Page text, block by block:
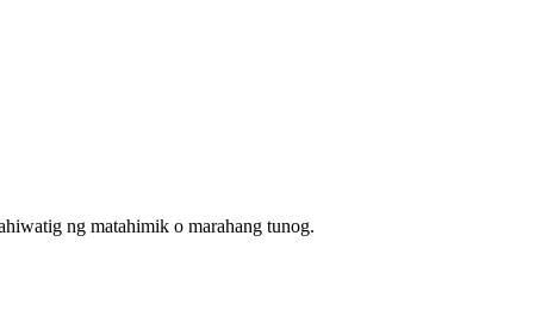
ng matahimik o marahang tunog.